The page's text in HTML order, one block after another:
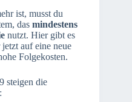
ist, musst du
das mindestens
nutzt. Hier gibt es
auf eine neue
Folgekosten.
steigen die